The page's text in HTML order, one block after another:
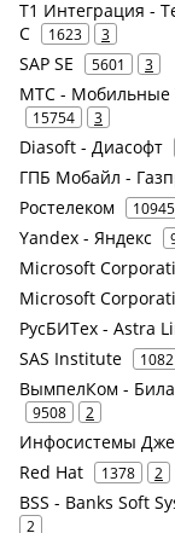
Т1 Интеграция -
С
1623 3
SAP SE 5601 3
МТС - Мобильные
15754 3
Diasoft - Диасофт
ГПБ Мобайл -
Ростелеком 10945
Yandex - Яндекс
Microsoft
Microsoft
РусБИТех - Astra
SAS Institute 1082
ВымпелКом -
9508 2
Инфосистемы
Red Hat 1378 2
BSS - Banks Soft
2